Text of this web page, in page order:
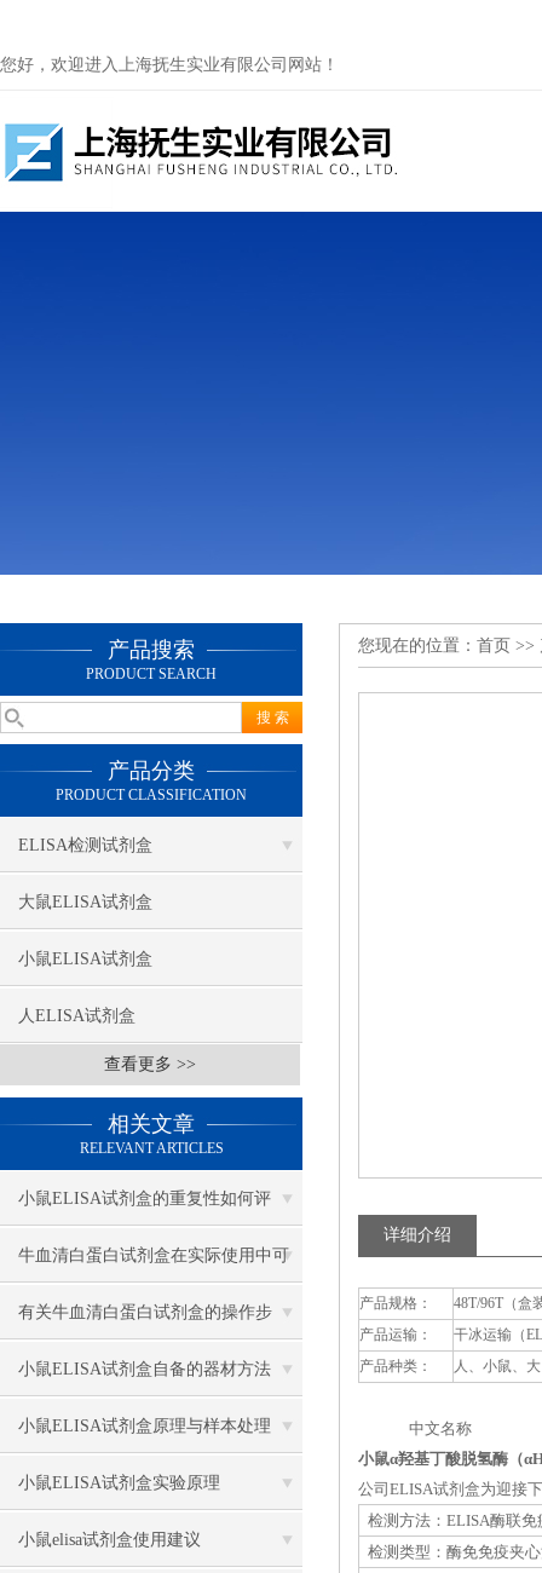
您好，欢迎进入上海抚生实业有限公司网站！
产品搜索
PRODUCT SEARCH
产品分类
PRODUCT CLASSIFICATION
ELISA检测试剂盒
大鼠ELISA试剂盒
小鼠ELISA试剂盒
人ELISA试剂盒
查看更多 >>
相关文章
RELEVANT ARTICLES
小鼠ELISA试剂盒的重复性如何评
估？
牛血清白蛋白试剂盒在实际使用中可
分为多种类型测定
有关牛血清白蛋白试剂盒的操作步
骤，以下有详细说明
小鼠ELISA试剂盒自备的器材方法
小鼠ELISA试剂盒原理与样本处理
小鼠ELISA试剂盒实验原理
小鼠elisa试剂盒使用建议
您现在的位置： 首页 >>
详细介绍
产品规格：
48T/96T（盒
产品运输：
干冰运输（
产品种类：
人、小鼠、
中文名称 英
小鼠α羟基丁酸脱氢酶（
公司ELISA试剂盒为迎接
检测方法：ELISA酶联免
检测类型：酶免免疫夹